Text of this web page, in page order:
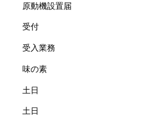
原動機設置届
受付
受入業務
味の素
土日
土日